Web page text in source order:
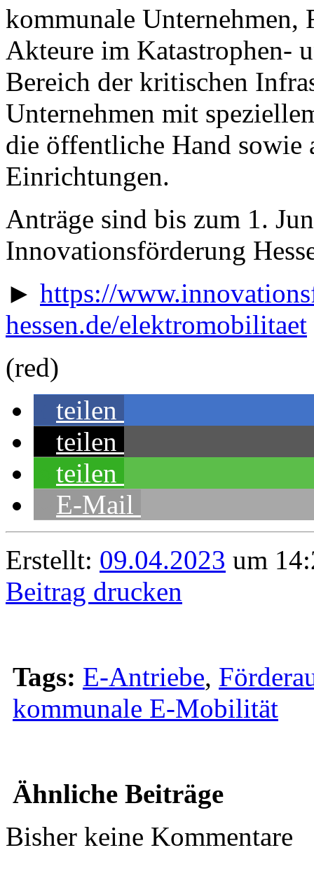
kommunale Unternehmen,
Akteure im Katastrophen-
Bereich der kritischen
Unternehmen mit
die öffentliche Hand sowie
Einrichtungen.
Anträge sind bis zum 1.
Innovationsförderung
► https://
hessen.de/elektromobilitaet
(red)
teilen
teilen
teilen
E-Mail
Erstellt: 09.04.2023 um
Beitrag drucken
Tags: E-Antriebe,
kommunale E-Mobilität
Ähnliche Beiträge
Bisher keine Kommentare